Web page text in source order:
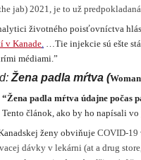
jab) 2021, je to už
životného poisťovníctva
v Kanade
…Tie injekcie sú ešte
médiami.”
Žena padla mŕtva (
“Žena padla mŕtva údajne počas
Tento článok, ako by ho napísali vo
ženy obviňuje COVID-19
dávky v lekárni (at a drug